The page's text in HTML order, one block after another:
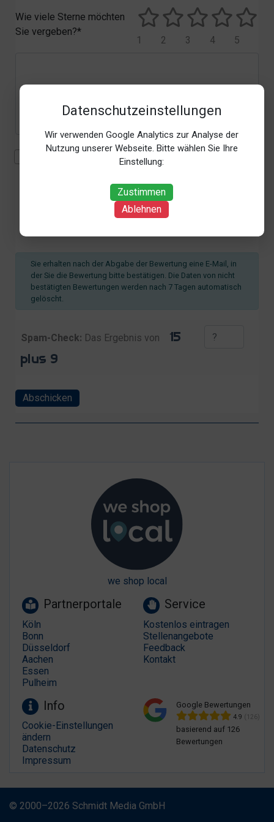
Datenschutzeinstellungen
Wir verwenden Google Analytics zur Analyse der
Nutzung unserer Webseite. Bitte wählen Sie Ihre
Einstellung:
Zustimmen
Ablehnen
Wie viele Sterne möchten
Sie vergeben?*
5
4
3
2
1
Mit der Erhebung, Verarbeitung und Nutzung meiner
Uhrzeit der Bewertungsabgabe, Referrer-URL) zum
Zweck der Bewertung erkläre ich mich
einverstanden. Weitere Informationen siehe unsere
Sie erhalten nach der Abgabe der Bewertung eine E-Mail, in
der Sie die Bewertung bitte bestätigen. Die Daten von nicht
bestätigten Bewertungen werden nach 7 Tagen automatisch
gelöscht.
Spam-Check: Das Ergebnis von
Abschicken
we shop local
Partnerportale
Köln
Bonn
Düsseldorf
Aachen
Essen
Pulheim
Service
Kostenlos eintragen
Stellenangebote
Feedback
Kontakt
Info
Cookie-Einstellungen
ändern
Datenschutz
Impressum
Google Bewertungen
4.9 (126)
basierend auf 126
Bewertungen
© 2000–2026 Schmidt Media GmbH